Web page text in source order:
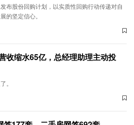
布股份回购计划，以实质性回购行动传递对自
的坚定信心。
收缩水65亿，总经理助理主动投
。